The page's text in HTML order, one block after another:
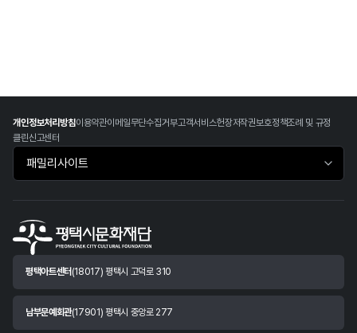
개인정보처리방침이용약관이메일무단수집거부고객서비스헌장저작권보호정책조례 및 규정
클린신고센터
패밀리사이트 바로가기
평택아트센터 (18017) 평택시 고덕로 310
남부문예회관(17901) 평택시 중앙로 277